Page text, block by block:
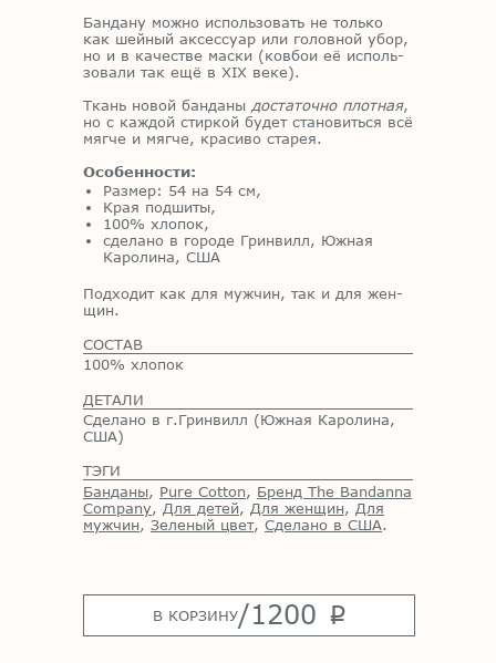
Бан­да­ну мож­но ис­поль­зо­вать не толь­ко
как шей­ный ак­сес­су­ар или го­лов­ной убор,
но и в ка­че­стве мас­ки (ков­бои её ис­поль­
зо­ва­ли так ещё в XIX веке).
Ткань но­вой бан­да­ны достаточно плотная,
но с каж­дой стир­кой бу­дет ста­но­вить­ся всё
мяг­че и мяг­че, кра­си­во ста­рея.
Особенности:
Размер: 54 на 54 см,
Края подшиты,
100% хлопок,
сделано в городе Гринвилл, Южная
Каролина, США
Под­хо­дит как для муж­чин, так и для жен­
щин.
СОСТАВ
100% хлопок
ДЕТАЛИ
Сделано в г.Гринвилл (Южная Каролина,
США)
ТЭГИ
Банданы, Pure Cotton, Бренд The Bandanna
Company, Для детей, Для женщин, Для
мужчин, Зеленый цвет, Сделано в США.
В КОРЗИНУ/1200 p